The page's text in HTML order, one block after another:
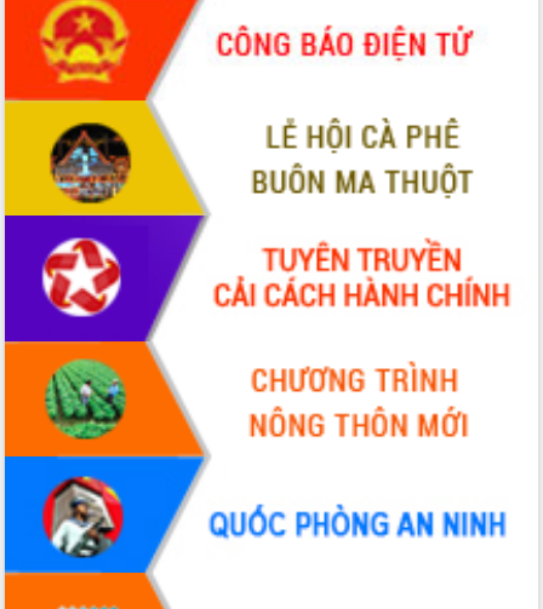
Thứ trưởng Bộ Y tế làm việc với tỉnh
Đắk Lắk về phát triển nhân lực y tế
cho trạm y tế cấp xã
Du lịch Đắk Lắk nâng tầm trải nghiệm
du khách thông qua Hệ thống cơ sở dữ
liệu và Bản đồ số
Tập huấn ứng dụng trí tuệ nhân tạo (AI)
trong thương mại điện tử năm 2026
Đoàn đại biểu Quốc hội tỉnh Đắk Lắk
trao đổi thông tin trước Kỳ họp thứ
nhất, Quốc hội khóa XVI
Quyết liệt cải cách hành chính, khơi
thông nguồn lực phát triển
Nâng cao hiệu lực, hiệu quả HĐND
tỉnh thông qua hiện đại hóa hành chính
Xã Ea Phê gắn cải cách hành chính với
chuyển đổi số
Phó Chủ tịch Thường trực UBND tỉnh
Hồ Thị Nguyên Thảo làm việc tại Trung
tâm Phục vụ hành chính công xã Ea
Phê
Xây dựng nền hành chính số đồng
hành cùng nông dân dân, doanh nghiệp